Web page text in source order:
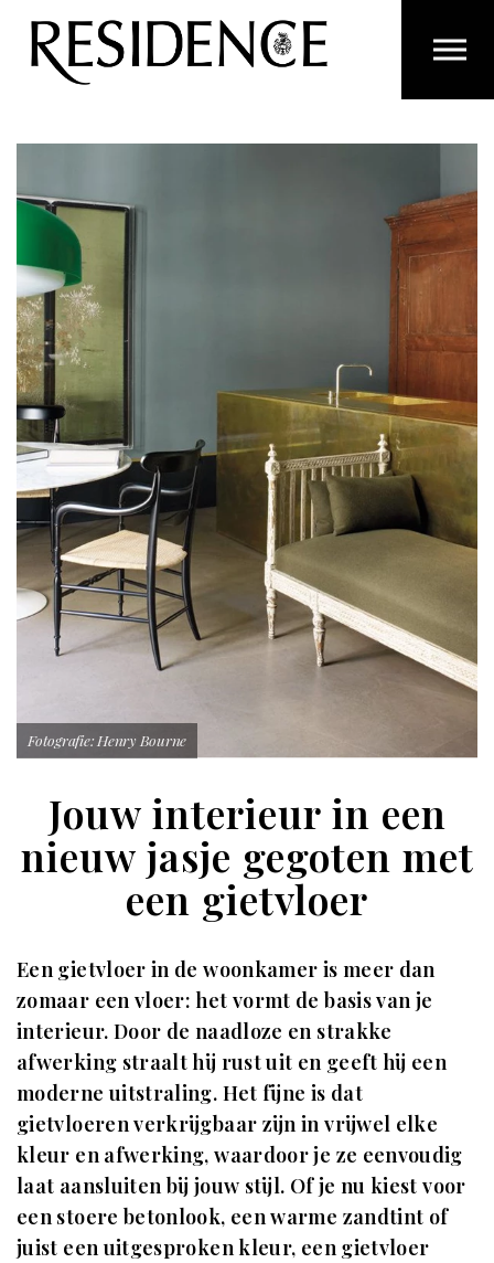
Overslaan en ga direct naar de inhoud
Fotografie: Henry Bourne
Jouw interieur in een
nieuw jasje gegoten met
een gietvloer
Een gietvloer in de woonkamer is meer dan
zomaar een vloer: het vormt de basis van je
interieur. Door de naadloze en strakke
afwerking straalt hij rust uit en geeft hij een
moderne uitstraling. Het fijne is dat
gietvloeren verkrijgbaar zijn in vrijwel elke
kleur en afwerking, waardoor je ze eenvoudig
laat aansluiten bij jouw stijl. Of je nu kiest voor
een stoere betonlook, een warme zandtint of
juist een uitgesproken kleur, een gietvloer